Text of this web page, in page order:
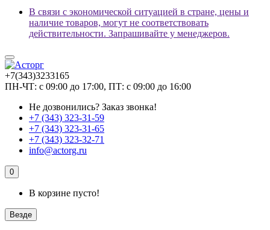
В связи с экономической ситуацией в стране, цены и
наличие товаров, могут не соответствовать
действительности. Запрашивайте у менеджеров.
+7(343)3233165
ПН-ЧТ: с 09:00 до 17:00, ПТ: с 09:00 до 16:00
Не дозвонились? Заказ звонка!
+7 (343) 323-31-59
+7 (343) 323-31-65
+7 (343) 323-32-71
info@actorg.ru
0
В корзине пусто!
Везде